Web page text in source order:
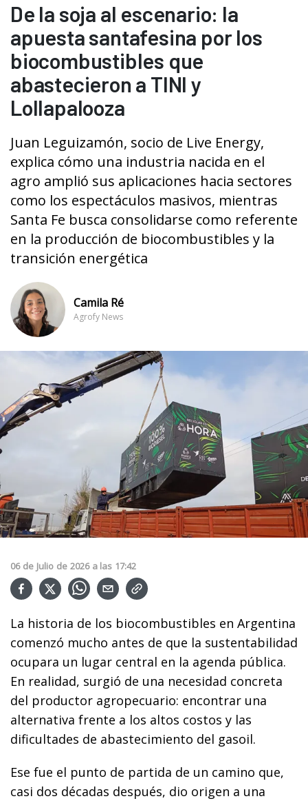
De la soja al escenario: la
apuesta santafesina por los
biocombustibles que
abastecieron a TINI y
Lollapalooza
Juan Leguizamón, socio de Live Energy,
explica cómo una industria nacida en el
agro amplió sus aplicaciones hacia sectores
como los espectáculos masivos, mientras
Santa Fe busca consolidarse como referente
en la producción de biocombustibles y la
transición energética
Camila Ré
Agrofy News
06 de Julio de 2026 a las 17:42
La historia de los biocombustibles en Argentina
comenzó mucho antes de que la sustentabilidad
ocupara un lugar central en la agenda pública.
En realidad, surgió de una necesidad concreta
del productor agropecuario: encontrar una
alternativa frente a los altos costos y las
dificultades de abastecimiento del gasoil.
Ese fue el punto de partida de un camino que,
casi dos décadas después, dio origen a una